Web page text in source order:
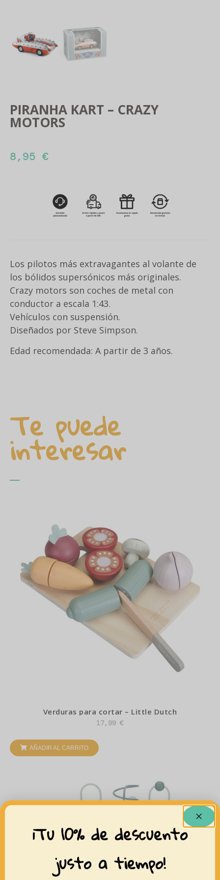
PIRANHA KART – CRAZY
MOTORS
8,95 €
Los pilotos más extravagantes al volante de
los bólidos supersónicos más originales.
Crazy motors son coches de metal con
conductor a escala 1:43.
Vehículos con suspensión.
Diseñados por Steve Simpson.
Edad recomendada: A partir de 3 años.
Te puede
interesar
Verduras para cortar – Little Dutch
17,99 €
AÑADIR AL CARRITO
¡Tu 10% de descuento
justo a tiempo!